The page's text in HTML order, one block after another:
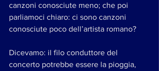
canzoni conosciute meno; che poi
parliamoci chiaro: ci sono canzoni
conosciute poco dell’artista romano?
Dicevamo: il filo conduttore del
concerto potrebbe essere la pioggia,